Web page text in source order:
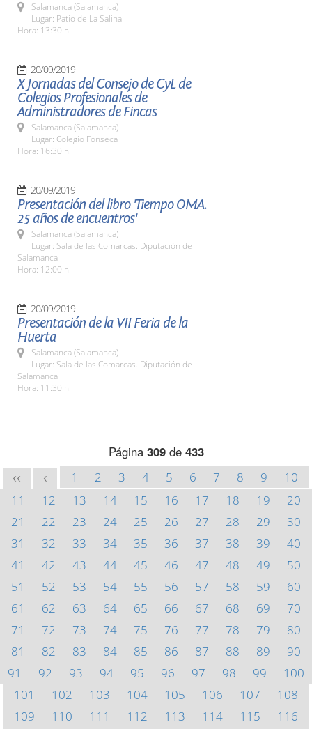
Salamanca (Salamanca)
Lugar: Patio de La Salina
Hora: 13:30 h.
20/09/2019
X Jornadas del Consejo de CyL de
Colegios Profesionales de
Administradores de Fincas
Salamanca (Salamanca)
Lugar: Colegio Fonseca
Hora: 16:30 h.
20/09/2019
Presentación del libro 'Tiempo OMA.
25 años de encuentros'
Salamanca (Salamanca)
Lugar: Sala de las Comarcas. Diputación de
Salamanca
Hora: 12:00 h.
20/09/2019
Presentación de la VII Feria de la
Huerta
Salamanca (Salamanca)
Lugar: Sala de las Comarcas. Diputación de
Salamanca
Hora: 11:30 h.
Página 309de 433
<< < 1 2 3 4 5 6 7 8 9
10
11
12 13 14 15 16 17 18 19
20
21
22 23 24 25 26 27 28 29
30
31
32 33 34 35 36 37 38 39
40
41
42 43 44 45 46 47 48 49
50
51
52 53 54 55 56 57 58 59
60
61
62 63 64 65 66 67 68 69
70
71
72 73 74 75 76 77 78 79
80
81
82 83 84 85 86 87 88 89
90
91
92 93 94 95 96 97 98 99
100
101
102 103 104 105 106 107
108
109
110 111 112 113 114 115
116